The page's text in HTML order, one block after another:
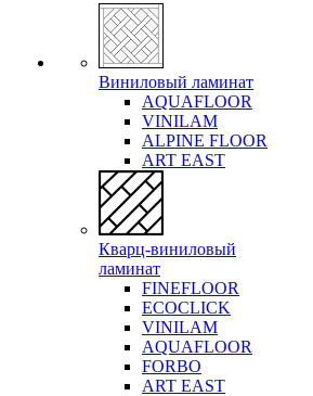
Виниловый ламинат
AQUAFLOOR
VINILAM
ALPINE FLOOR
ART EAST
Кварц-виниловый
ламинат
FINEFLOOR
ECOCLICK
VINILAM
AQUAFLOOR
FORBO
ART EAST